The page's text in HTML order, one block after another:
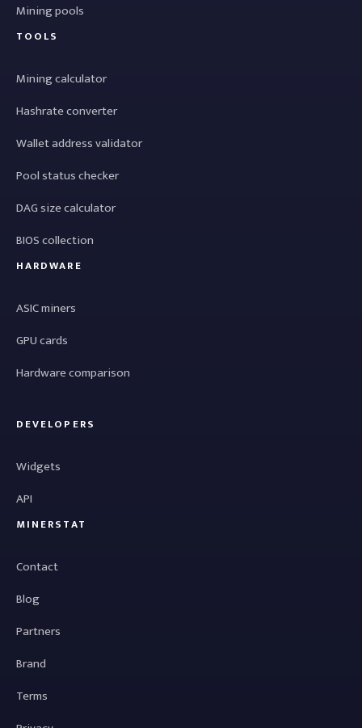
Mining pools
TOOLS
Mining calculator
Hashrate converter
Wallet address validator
Pool status checker
DAG size calculator
BIOS collection
HARDWARE
ASIC miners
GPU cards
Hardware comparison
DEVELOPERS
Widgets
API
MINERSTAT
Contact
Blog
Partners
Brand
Terms